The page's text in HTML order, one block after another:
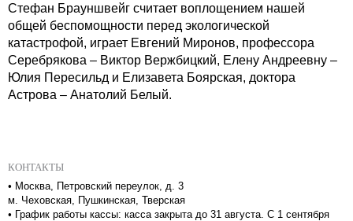
Стефан Брауншвейг считает воплощением нашей
общей беспомощности перед экологической
катастрофой, играет Евгений Миронов, профессора
Серебрякова – Виктор Вержбицкий, Елену Андреевну –
Юлия Пересильд и Елизавета Боярская, доктора
Астрова – Анатолий Белый.
КОНТАКТЫ
• Москва, Петровский переулок, д. 3
м. Чеховская, Пушкинская, Тверская
• График работы кассы: касса закрыта до 31 августа. С 1 сентября